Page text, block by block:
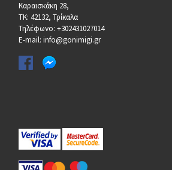
Καραισκάκη 28,
ΤΚ: 42132, Τρίκαλα
Τηλέφωνο: +302431027014
E-mail: info@gonimigi.gr